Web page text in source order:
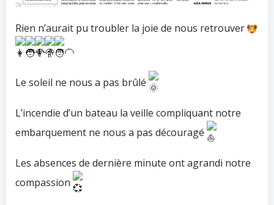
Rien n’aurait pu troubler la joie de nous retrouver
Le soleil ne nous a pas brûlé
L’incendie d’un bateau la veille compliquant notre
embarquement ne nous a pas découragé
Les absences de dernière minute ont agrandi notre
compassion